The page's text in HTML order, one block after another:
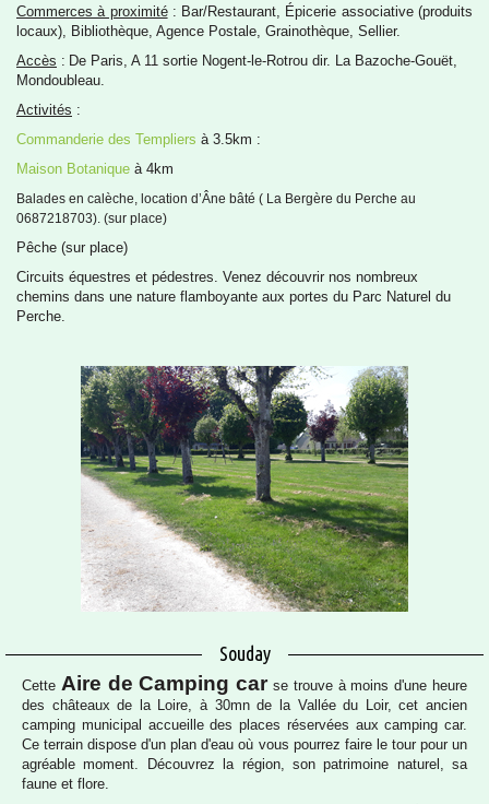
Commerces à proximité: Bar/Restaurant, Épicerie associative (produits
locaux), Bibliothèque, Agence Postale, Grainothèque, Sellier.
Accès : De Paris, A 11 sortie Nogent-le-Rotrou dir. La Bazoche-Gouët,
Mondoubleau.
Activités :
Commanderie des Templiers à 3.5km :
Maison Botanique à 4km
Balades en calèche, location d’Âne bâté ( La Bergère du Perche au
0687218703). (sur place)
Pêche (sur place)
Circuits équestres et pédestres. Venez découvrir nos nombreux
chemins dans une nature flamboyante aux portes du Parc Naturel du
Perche.
Souday
Cette Aire de Camping carse trouve àmoins d'une heure
des châteaux de la Loire, à 30mn de la Vallée du Loir, cet ancien
camping municipal accueille des places réservées aux camping car.
Ce terrain dispose d'un plan d'eau où vous pourrez faire le tour pour un
agréable moment.
Découvrez la région, son patrimoine naturel, sa
faune et flore.